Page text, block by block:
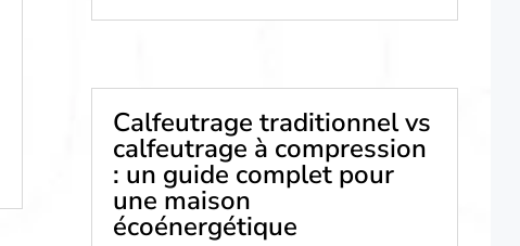
Calfeutrage traditionnel vs
calfeutrage à compression
: un guide complet pour
une maison
écoénergétique